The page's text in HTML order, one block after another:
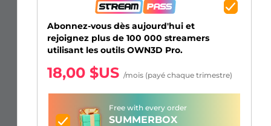
Abonnez-vous dès aujourd'hui et
rejoignez plus de 100 000 streamers
utilisant les outils OWN3D Pro.
18,00 $US /mois (payé chaque trimestre)
Free with every order
SUMMERBOX